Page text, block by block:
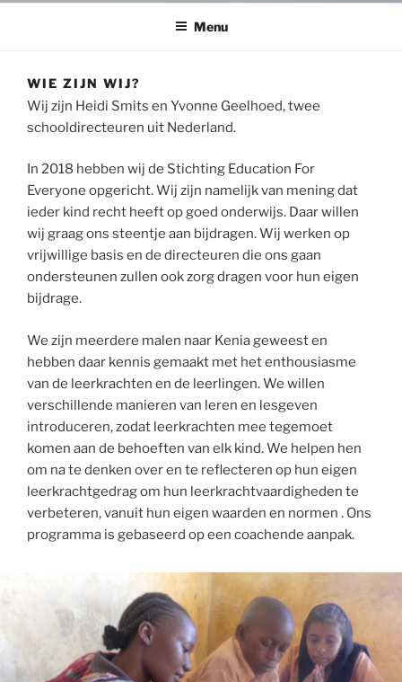
Menu
WIE ZIJN WIJ?
Wij zijn Heidi Smits en Yvonne Geelhoed, twee
schooldirecteuren uit Nederland.
In 2018 hebben wij de Stichting Education For
Everyone opgericht. Wij zijn namelijk van mening dat
ieder kind recht heeft op goed onderwijs. Daar willen
wij graag ons steentje aan bijdragen. Wij werken op
vrijwillige basis en de directeuren die ons gaan
ondersteunen zullen ook zorg dragen voor hun eigen
bijdrage.
We zijn meerdere malen naar Kenia geweest en
hebben daar kennis gemaakt met het enthousiasme
van de leerkrachten en de leerlingen. We willen
verschillende manieren van leren en lesgeven
introduceren, zodat leerkrachten mee tegemoet
komen aan de behoeften van elk kind. We helpen hen
om na te denken over en te reflecteren op hun eigen
leerkrachtgedrag om hun leerkrachtvaardigheden te
verbeteren, vanuit hun eigen waarden en normen . Ons
programma is gebaseerd op een coachende aanpak.